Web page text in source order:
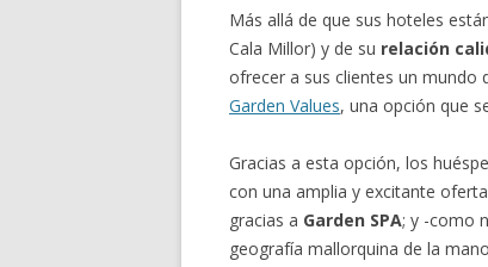
Más allá de que sus hoteles
Cala Millor) y de su relación
ofrecer a sus clientes un mundo
Garden Values, una opción que
Gracias a esta opción, los
con una amplia y excitante
gracias a Garden SPA; y -como
geografía mallorquina de la